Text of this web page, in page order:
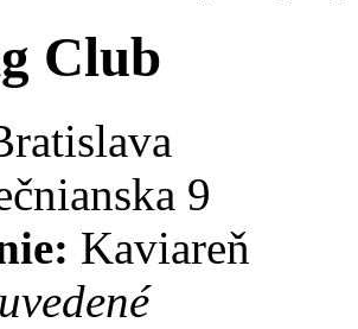
Club
9
Kaviareň